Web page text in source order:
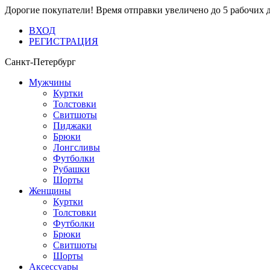
Дорогие покупатели! Время отправки увеличено до 5 рабочих
ВХОД
РЕГИСТРАЦИЯ
Санкт-Петербург
Мужчины
Куртки
Толстовки
Свитшоты
Пиджаки
Брюки
Лонгсливы
Футболки
Рубашки
Шорты
Женщины
Куртки
Толстовки
Футболки
Брюки
Свитшоты
Шорты
Аксессуары